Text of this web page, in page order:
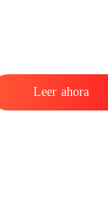
Leer ahora